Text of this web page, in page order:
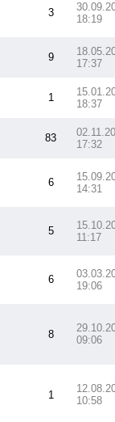
3
18:19
9
17:37
1
18:37
83
17:32
6
14:31
5
11:17
6
19:06
8
09:06
1
10:58